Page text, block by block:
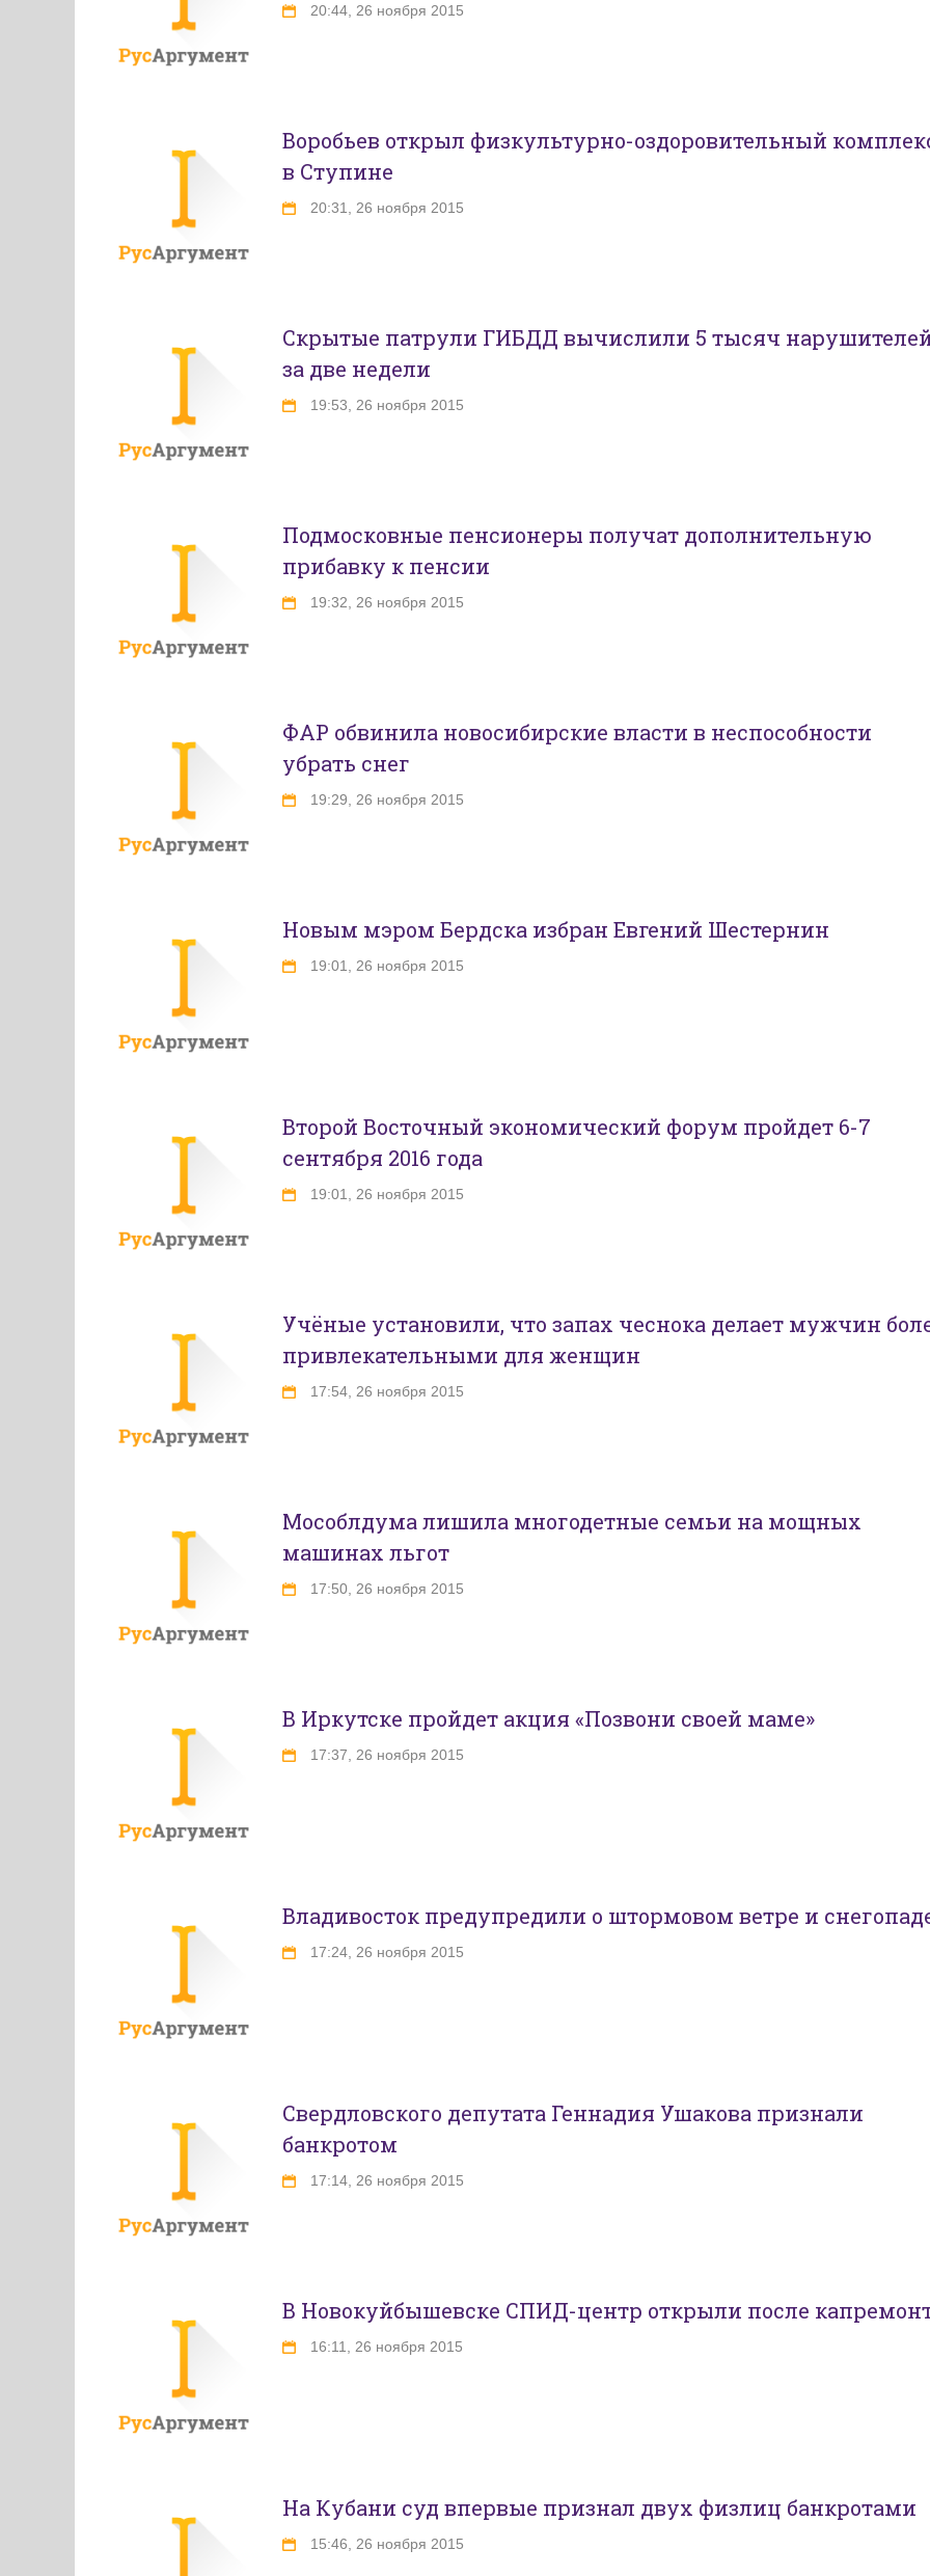
20:44, 26 ноября 2015
Воробьев открыл физкультурно-оздоровительный
в Ступине
20:31, 26 ноября 2015
Скрытые патрули ГИБДД вычислили 5 тысяч
за две недели
19:53, 26 ноября 2015
Подмосковные пенсионеры получат дополнительную
прибавку к пенсии
19:32, 26 ноября 2015
ФАР обвинила новосибирские власти в неспособности
убрать снег
19:29, 26 ноября 2015
Новым мэром Бердска избран Евгений Шестернин
19:01, 26 ноября 2015
Второй Восточный экономический форум пройдет 6-7
сентября 2016 года
19:01, 26 ноября 2015
Учёные установили, что запах чеснока делает мужчин
привлекательными для женщин
17:54, 26 ноября 2015
Мособлдума лишила многодетные семьи на мощных
машинах льгот
17:50, 26 ноября 2015
В Иркутске пройдет акция «Позвони своей маме»
17:37, 26 ноября 2015
Владивосток предупредили о штормовом ветре и
17:24, 26 ноября 2015
Свердловского депутата Геннадия Ушакова признали
банкротом
17:14, 26 ноября 2015
В Новокуйбышевске СПИД-центр открыли после
16:11, 26 ноября 2015
На Кубани суд впервые признал двух физлиц банкротами
15:46, 26 ноября 2015